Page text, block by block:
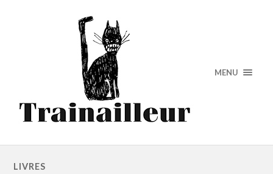
MENU
LIVRES